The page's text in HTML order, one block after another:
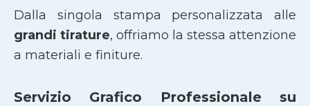
Dalla singola stampa personalizzata alle
grandi tirature, offriamo la stessa attenzione
a materiali e finiture.
Servizio Grafico Professionale su